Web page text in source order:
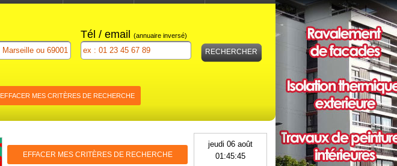
Tél / email (annuaire inversé)
EFFACER MES CRITÈRES DE RECHERCHE
EFFACER MES CRITÈRES DE RECHERCHE
jeudi 06 août
01:45:47